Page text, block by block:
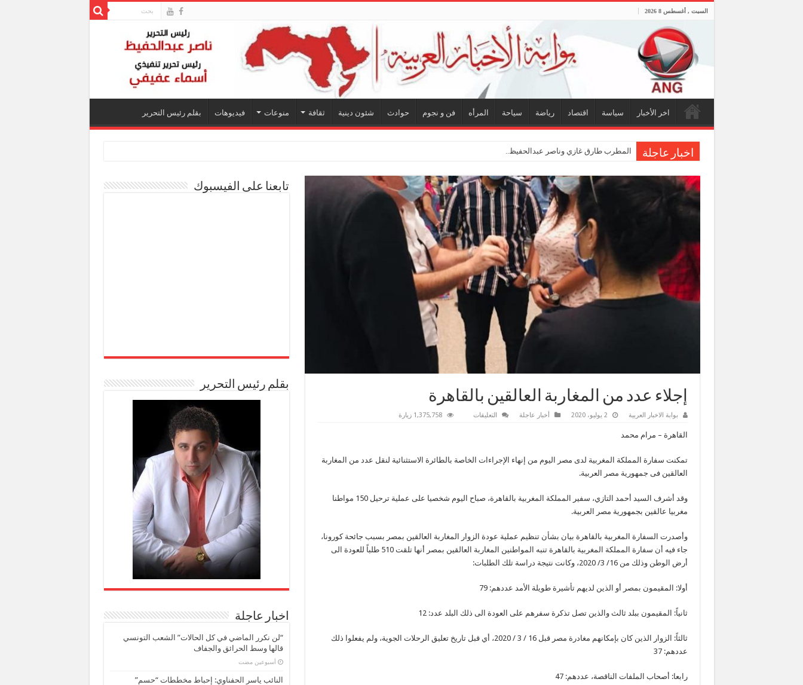
السبت , أغسطس 8 2026
اخر الأخبار سياسة اقتصاد رياضة سياحة المرأه فن و نجوم حوادث شئون دينية ثقافة منوعات فيديوهات بقلم رئيس التحرير
اخبار عاجلة المطرب طارق غازي وناصر عبدالحفيظ.. شراكة فنية ترسم م
إجلاء عدد من المغاربة العالقين بالقاهرة
بوابة الاخبار العربية 2 يوليو، 2020 أخبار عاجلة التعليقات
بالقاهرة
1,375,758 زيارة
القاهرة – مرام محمد
تمكنت سفارة المملكة المغربية لدى مصر اليوم من إنهاء الإجراءات الخاصة بالطائرة الاستثنائية لنقل عدد من المغاربة
العالقين فى جمهورية مصر العربية.
وقد أشرف السيد أحمد التازي، سفير المملكة المغربية بالقاهرة، صباح اليوم شخصيا على عملية ترحيل 150 مواطنا
مغربيا عالقين بجمهورية مصر العربية.
وأصدرت السفارة المغربية بالقاهرة بيان بشأن تنظيم عملية عودة الزوار المغاربة العالقين بمصر بسبب جائحة كورونا،
جاء فيه أن سفارة المملكة المغربية بالقاهرة تنبه المواطنين المغاربة العالقين بمصر أنها تلقت 510 طلباً للعودة الى
أرض الوطن وذلك من 16/ 3/ 2020، وكانت نتيجة دراسة تلك الطلبات:
أولا: المقيمون بمصر أو الذين لديهم تأشيرة طويلة الأمد عددهم: 79
ثانياً: المقيمون ببلد ثالث والذين تصل تذكرة سفرهم على العودة الى ذلك البلد عدد: 12
ثالثاً: الزوار الذين كان بإمكانهم مغادرة مصر قبل 16 / 3 / 2020، أي قبل تاريخ تعليق الرحلات الجوية، ولم يفعلوا ذلك
عددهم: 37
رابعا: أصحاب الملفات الناقصة، عددهم: 47
تابعنا على الفيسبوك
بقلم رئيس التحرير
اخبار عاجلة
“لن نكرر الماضي في كل الحالات” الشعب التونسي
قالها وسط الحرائق والجفاف
‏أسبوعين مضت
النائب ياسر الحفناوي: إحباط مخططات “حسم”